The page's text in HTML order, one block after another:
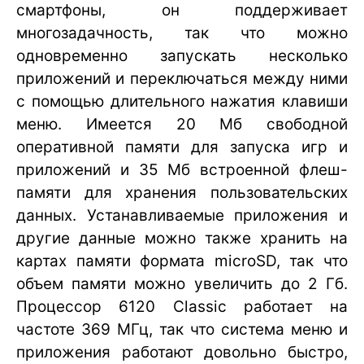
смартфоны, он поддерживает
многозадачность, так что можно
одновременно запускать несколько
приложений и переключаться между ними
с помощью длительного нажатия клавиши
меню. Имеется 20 Мб свободной
оперативной памяти для запуска игр и
приложений и 35 Мб встроенной флеш-
памяти для хранения пользовательских
данных. Устанавливаемые приложения и
другие данные можно также хранить на
картах памяти формата microSD, так что
объем памяти можно увеличить до 2 Гб.
Процессор 6120 Classic работает на
частоте 369 МГц, так что система меню и
приложения работают довольно быстро,